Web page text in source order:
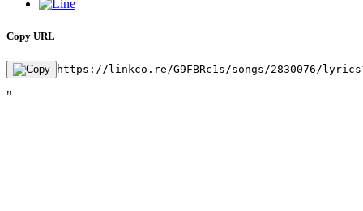
Copy URL
https://linkco.re/G9FBRc1s/songs/2830076/
"